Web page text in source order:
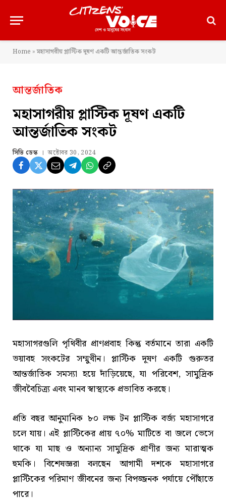
Home »মহাসাগরীয় প্লাস্টিক দূষণ একটি আন্তর্জাতিক সংকট
আন্তর্জাতিক
মহাসাগরীয় প্লাস্টিক দূষণ একটি
আন্তর্জাতিক সংকট
সিভি ডেস্ক অক্টোবর 30, 2024
মহাসাগরগুলি পৃথিবীর প্রাণপ্রবাহ কিন্তু বর্তমানে তারা একটি
ভয়াবহ সংকটের সম্মুখীন। প্লাস্টিক দূষণ একটি গুরুতর
আন্তর্জাতিক সমস্যা হয়ে দাঁড়িয়েছে, যা পরিবেশ, সামুদ্রিক
জীববৈচিত্র্য এবং মানব স্বাস্থ্যকে প্রভাবিত করছে।
প্রতি বছর আনুমানিক ৮০ লক্ষ টন প্লাস্টিক বর্জ্য মহাসাগরে
চলে যায়। এই প্লাস্টিকের প্রায় ৭০% মাটিতে বা জলে ভেসে
থাকে যা মাছ ও অন্যান্য সামুদ্রিক প্রাণীর জন্য মারাত্মক
হুমকি। বিশেষজ্ঞরা বলছেন আগামী দশকে মহাসাগরে
প্লাস্টিকের পরিমাণ জীবনের জন্য বিপজ্জনক পর্যায়ে পৌঁছাতে
পারে।